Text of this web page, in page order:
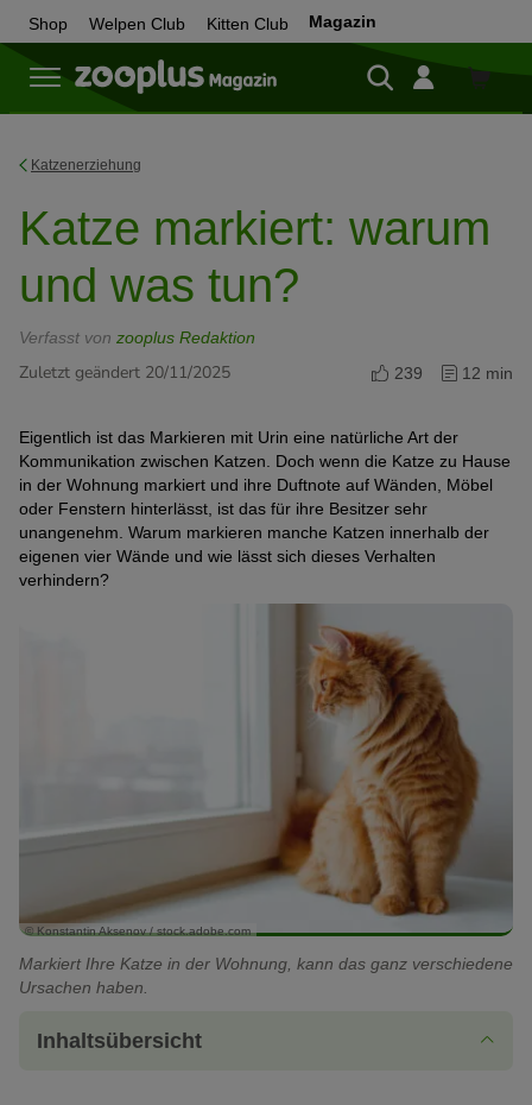
Shop Welpen Club Kitten Club Magazin
Zum
Katzenerziehung
Katze markiert: warum
und was tun?
Verfasst von zooplus Redaktion
Zuletzt geändert 20/11/2025 239 12 min
Eigentlich ist das Markieren mit Urin eine natürliche Art der
Kommunikation zwischen Katzen. Doch wenn die Katze zu Hause
in der Wohnung markiert und ihre Duftnote auf Wänden, Möbel
oder Fenstern hinterlässt, ist das für ihre Besitzer sehr
unangenehm. Warum markieren manche Katzen innerhalb der
eigenen vier Wände und wie lässt sich dieses Verhalten
verhindern?
© Konstantin Aksenov / stock.adobe.com
Markiert Ihre Katze in der Wohnung, kann das ganz verschiedene
Ursachen haben.
Inhaltsübersicht